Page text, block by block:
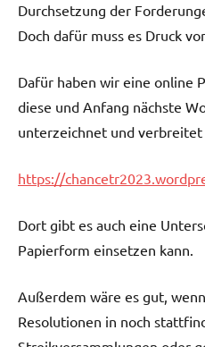
Durchsetzung der
Doch dafür muss es Druck
Dafür haben wir eine online
diese und Anfang nächste
unterzeichnet und
https://
Dort gibt es auch eine
Papierform einsetzen kann.
Außerdem wäre es gut,
Resolutionen in noch